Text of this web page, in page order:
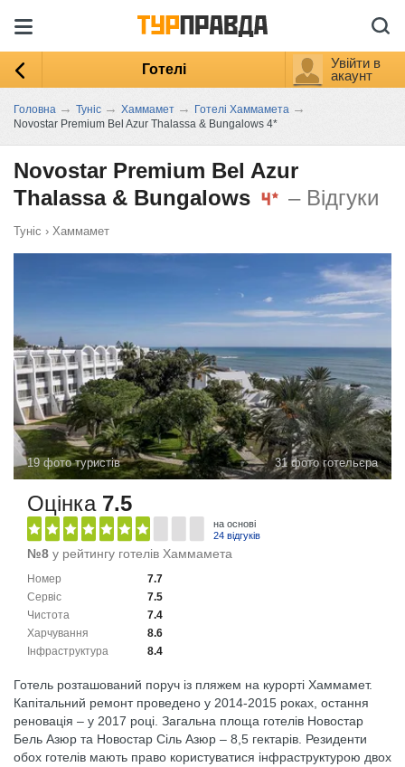
Готелі
Увійти в
акаунт
Головна → Туніс → Хаммамет → Готелі Хаммамета →
Novostar Premium Bel Azur Thalassa & Bungalows 4*
Novostar Premium Bel Azur
Thalassa & Bungalows
– Відгуки
Туніс › Хаммамет
19 фото туристів 31 фото готельєра
Оцінка 7.5
на основі
24 відгуків
№8 у рейтингу готелів Хаммамета
7.7
Номер
7.5
Сервіс
7.4
Чистота
8.6
Харчування
8.4
Інфраструктура
Готель розташований поруч із пляжем на курорті Хаммамет.
Капітальний ремонт проведено у 2014-2015 роках, остання
реновація – у 2017 році. Загальна площа готелів Новостар
Бель Азюр та Новостар Сіль Азюр – 8,5 гектарів. Резиденти
обох готелів мають право користуватися інфраструктурою двох